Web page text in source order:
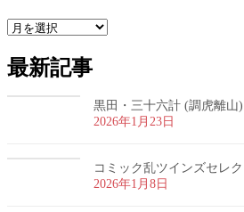
ア
カ
イ
ブ
最新記事
黒田・三十六計 (調虎離山)
2026年1月23日
コミック乱ツインズセレ
2026年1月8日